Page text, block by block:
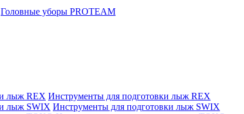
Головные уборы PROTEAM
Инструменты для подготовки лыж REX
Инструменты для подготовки лыж SWIX